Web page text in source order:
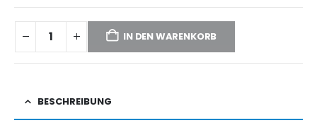
IN DEN WARENKORB
BESCHREIBUNG